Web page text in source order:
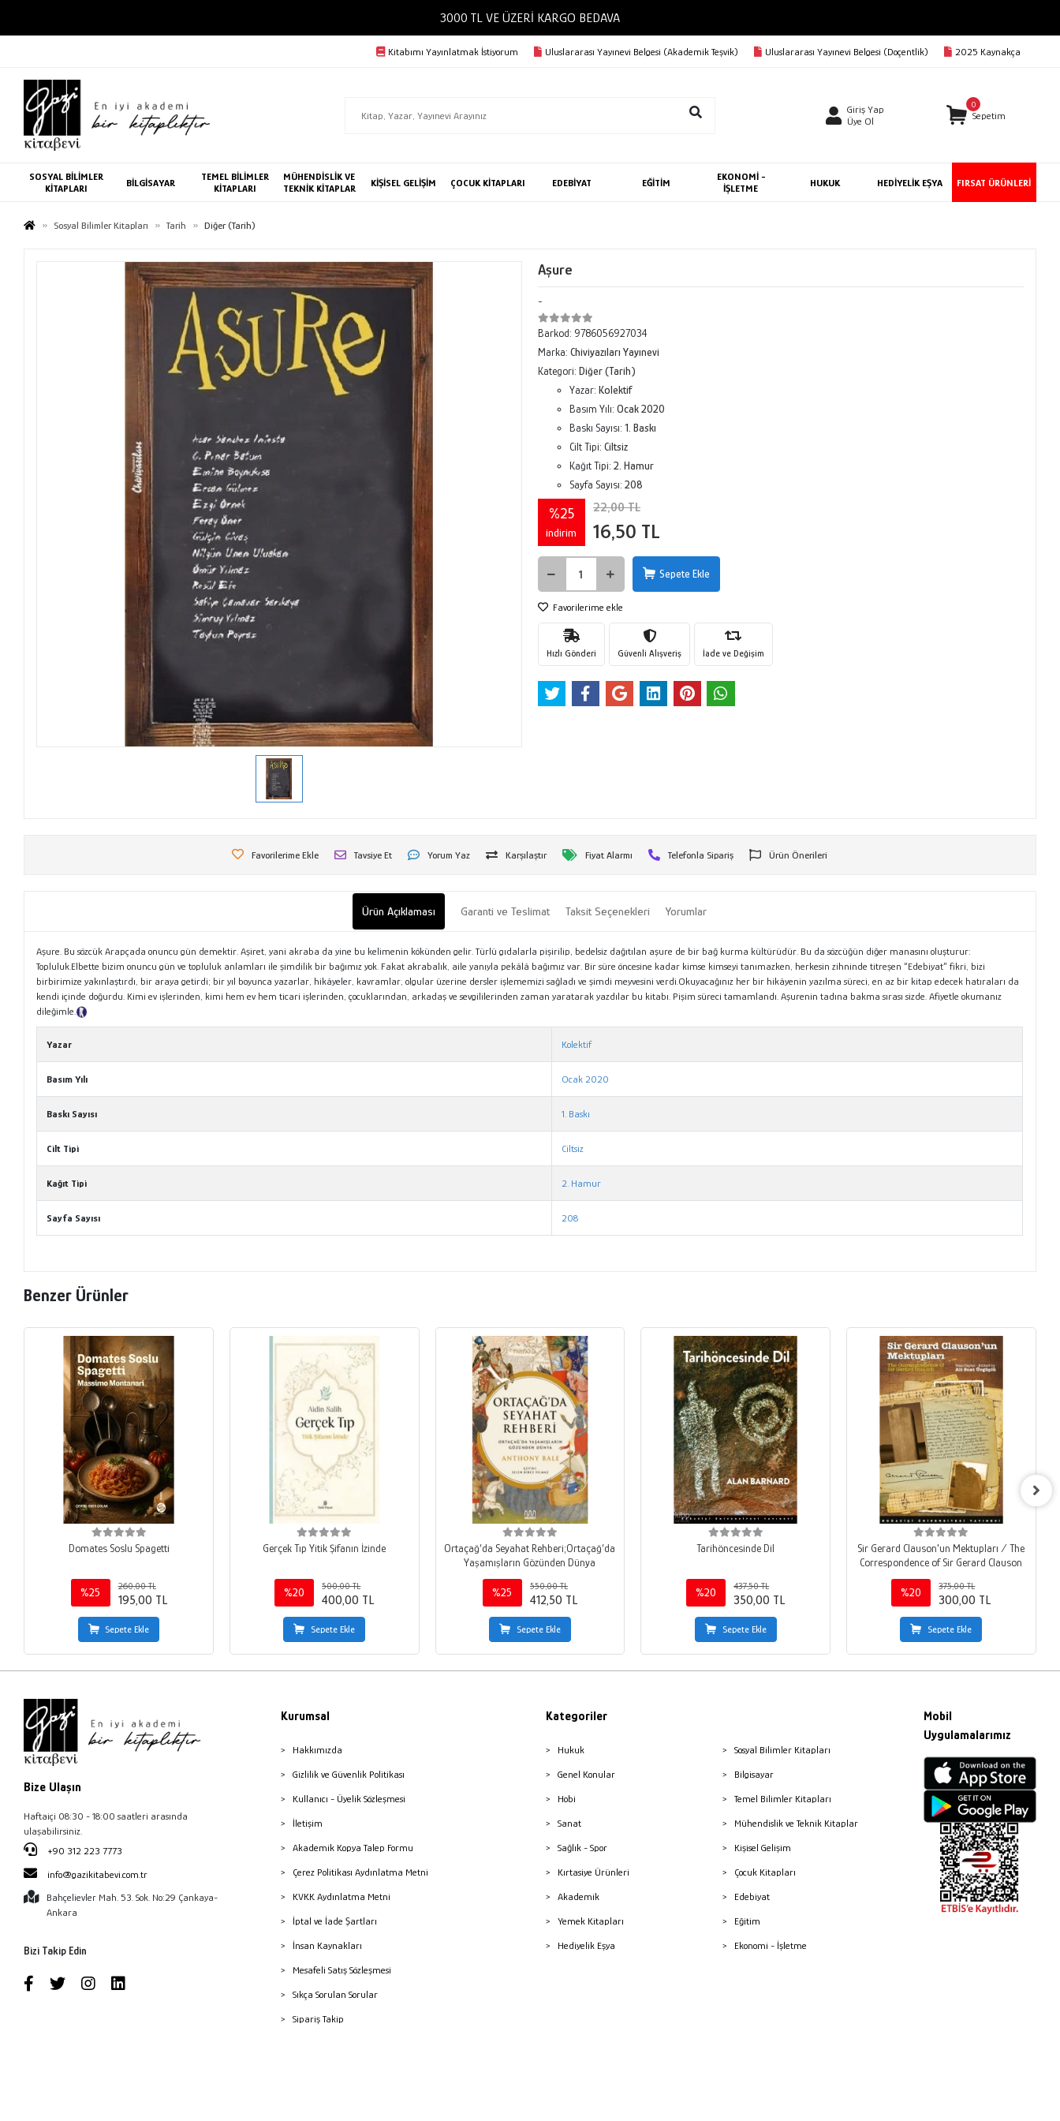
3000 TL VE ÜZERİ KARGO BEDAVA
Kitabımı Yayınlatmak İstiyorum Uluslararası Yayınevi Belgesi (Akademik Teşvik) Uluslararası Yayınevi Belgesi (Doçentlik) 2025 Kaynakça
Giriş Yap
Üye Ol
0
Sepetim
SOSYAL BİLİMLER
KİTAPLARI
BİLGİSAYAR
TEMEL BİLİMLER
KİTAPLARI
MÜHENDİSLİK VE
TEKNİK KİTAPLAR
KİŞİSEL GELİŞİM ÇOCUK KİTAPLARI EDEBİYAT EĞİTİM
EKONOMİ -
İŞLETME
HUKUK HEDİYELİK EŞYA FIRSAT ÜRÜNLERİ
Sosyal Bilimler Kitapları Tarih Diğer (Tarih)
Aşure
-
Barkod: 9786056927034
Marka: Chiviyazıları Yayınevi
Kategori: Diğer (Tarih)
Yazar: Kolektif
Basım Yılı: Ocak 2020
Baskı Sayısı: 1. Baskı
Cilt Tipi: Ciltsiz
Kağıt Tipi: 2. Hamur
Sayfa Sayısı: 208
%25
indirim
22,00 TL
16,50 TL
Sepete Ekle
Favorilerime ekle
Hızlı Gönderi Güvenli Alışveriş İade ve Değişim
Favorilerime Ekle Tavsiye Et Yorum Yaz Karşılaştır Fiyat Alarmı Telefonla Sipariş Ürün Önerileri
Ürün Açıklaması Garanti ve Teslimat Taksit Seçenekleri Yorumlar
Aşure. Bu sözcük Arapçada onuncu gün demektir. Aşiret, yani akraba da yine bu kelimenin kökünden gelir. Türlü gıdalarla pişirilip, bedelsiz dağıtılan aşure de bir bağ kurma kültürüdür. Bu da sözcüğün diğer manasını oluşturur:
Topluluk.Elbette bizim onuncu gün ve topluluk anlamları ile şimdilik bir bağımız yok. Fakat akrabalık, aile yanıyla pekâlâ bağımız var. Bir süre öncesine kadar kimse kimseyi tanımazken, herkesin zihninde titreşen “Edebiyat” fikri, bizi
birbirimize yakınlaştırdı, bir araya getirdi; bir yıl boyunca yazarlar, hikâyeler, kavramlar, olgular üzerine dersler işlememizi sağladı ve şimdi meyvesini verdi.Okuyacağınız her bir hikâyenin yazılma süreci, en az bir kitap edecek hatıraları da
kendi içinde doğurdu. Kimi ev işlerinden, kimi hem ev hem ticari işlerinden, çocuklarından, arkadaş ve sevgililerinden zaman yaratarak yazdılar bu kitabı. Pişim süreci tamamlandı. Aşurenin tadına bakma sırası sizde. Afiyetle okumanız
dileğimle.
Yazar Kolektif
Basım Yılı Ocak 2020
Baskı Sayısı 1. Baskı
Cilt Tipi Ciltsiz
Kağıt Tipi 2. Hamur
Sayfa Sayısı 208
Benzer Ürünler
Domates Soslu Spagetti
%25
260,00 TL
195,00 TL
Sepete Ekle
Gerçek Tıp Yitik Şifanın İzinde
%20
500,00 TL
400,00 TL
Sepete Ekle
Ortaçağ’da Seyahat Rehberi;Ortaçağ’da
Yaşamışların Gözünden Dünya
%25
550,00 TL
412,50 TL
Sepete Ekle
Tarihöncesinde Dil
%20
437,50 TL
350,00 TL
Sepete Ekle
Sir Gerard Clauson'un Mektupları / The
Correspondence of Sir Gerard Clauson
%20
375,00 TL
300,00 TL
Sepete Ekle
Bize Ulaşın
Haftaiçi 08:30 - 18:00 saatleri arasında
ulaşabilirsiniz.
+90 312 223 7773
info@gazikitabevi.com.tr
Bahçelievler Mah. 53. Sok. No:29 Çankaya-
Ankara
Bizi Takip Edin
Kurumsal
Hakkımızda
Gizlilik ve Güvenlik Politikası
Kullanıcı - Üyelik Sözleşmesi
İletişim
Akademik Kopya Talep Formu
Çerez Politikası Aydınlatma Metni
KVKK Aydınlatma Metni
İptal ve İade Şartları
İnsan Kaynakları
Mesafeli Satış Sözleşmesi
Sıkça Sorulan Sorular
Sipariş Takip
Kategoriler
Hukuk
Genel Konular
Hobi
Sanat
Sağlık - Spor
Kırtasiye Ürünleri
Akademik
Yemek Kitapları
Hediyelik Eşya
Sosyal Bilimler Kitapları
Bilgisayar
Temel Bilimler Kitapları
Mühendislik ve Teknik Kitaplar
Kişisel Gelişim
Çocuk Kitapları
Edebiyat
Eğitim
Ekonomi - İşletme
Mobil
Uygulamalarımız